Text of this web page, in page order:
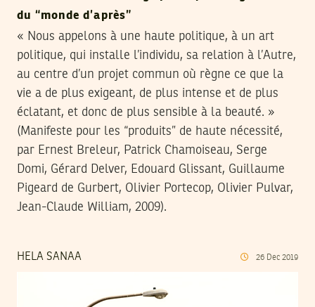
du “monde d’après”
« Nous appelons à une haute politique, à un art
politique, qui installe l’individu, sa relation à l’Autre,
au centre d’un projet commun où règne ce que la
vie a de plus exigeant, de plus intense et de plus
éclatant, et donc de plus sensible à la beauté. »
(Manifeste pour les “produits” de haute nécessité,
par Ernest Breleur, Patrick Chamoiseau, Serge
Domi, Gérard Delver, Edouard Glissant, Guillaume
Pigeard de Gurbert, Olivier Portecop, Olivier Pulvar,
Jean-Claude William, 2009).
HELA SANAA 26 Dec 2019